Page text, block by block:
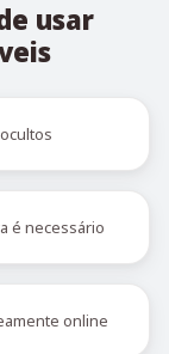
usar
é necessário
online